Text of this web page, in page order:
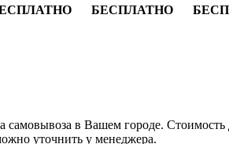
БЕСПЛАТНО
самовывоза в Вашем городе. Стоимость
уточнить у менеджера.